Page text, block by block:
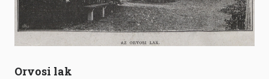
Orvosi lak